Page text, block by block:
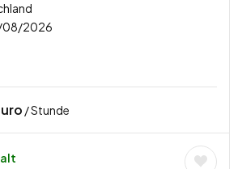
2026
/ Stunde